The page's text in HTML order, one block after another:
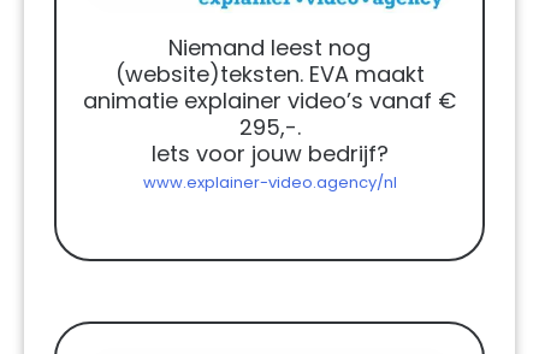
Niemand leest nog
(website)teksten. EVA maakt
animatie explainer video’s vanaf €
295,-.
Iets voor jouw bedrijf?
www.explainer-video.agency/nl